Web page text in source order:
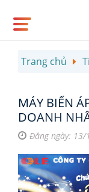
Trang chủ
MÁY BIẾN
DOANH
Đăng ngày: 13/